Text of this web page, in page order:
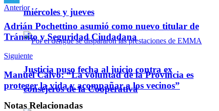
miércoles y jueves
Justicia puso fecha al juicio contra ex
consejeros de la Cooperativa
Telegram
Anterior
Adrián Pochettino asumió como nuevo titular de
Tránsito y Seguridad Ciudadana
Siguiente
Manuel Calvo: “La voluntad de la Provincia es
proteger la vida y acompañar a los vecinos”
Notas Relacionadas